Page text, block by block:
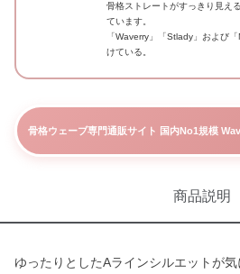
骨格ストレートがすっきり見え
ています。
「Waverry」「Stlady」および
けている。
骨格ウェーブ専門通販サイト 国内No1規模
商品説明
ゆったりとしたAラインシルエットが